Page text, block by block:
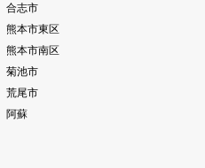
合志市
熊本市東区
熊本市南区
菊池市
荒尾市
阿蘇